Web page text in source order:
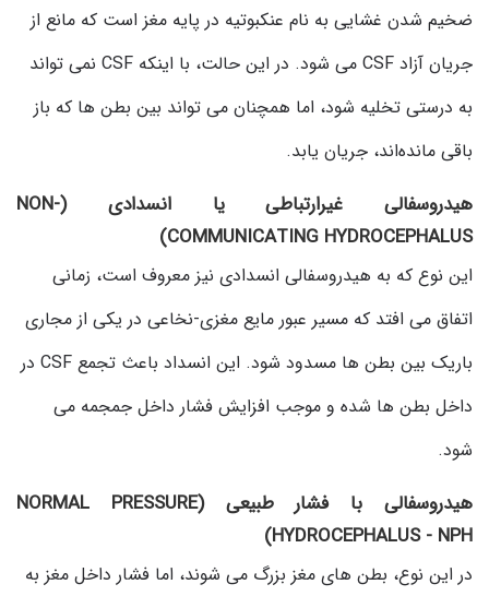
ضخیم شدن غشایی به نام عنکبوتیه در پایه مغز است که مانع از
جریان آزاد CSF می شود. در این حالت، با اینکه CSF نمی تواند
به درستی تخلیه شود، اما همچنان می تواند بین بطن ها که باز
باقی مانده‌اند، جریان یابد.
هیدروسفالی غیرارتباطی یا انسدادی (NON-
COMMUNICATING HYDROCEPHALUS)
این نوع که به هیدروسفالی انسدادی نیز معروف است، زمانی
اتفاق می افتد که مسیر عبور مایع مغزی-نخاعی در یکی از مجاری
باریک بین بطن ها مسدود شود. این انسداد باعث تجمع CSF در
داخل بطن ها شده و موجب افزایش فشار داخل جمجمه می
شود.
هیدروسفالی با فشار طبیعی (NORMAL PRESSURE
HYDROCEPHALUS - NPH)
در این نوع، بطن های مغز بزرگ می شوند، اما فشار داخل مغز به